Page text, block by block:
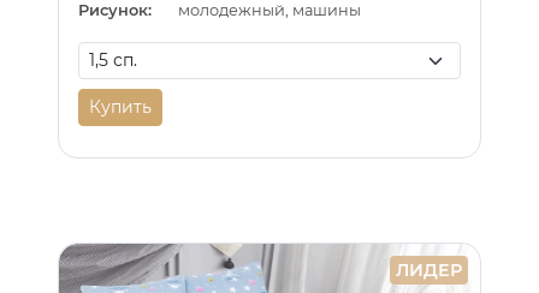
Рисунок:
молодежный, машины
Купить
ЛИДЕР